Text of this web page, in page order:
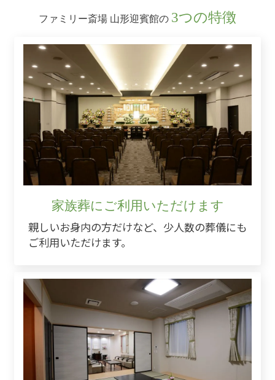
ファミリー斎場 山形迎賓館の 3つの特徴
家族葬にご利用いただけます
親しいお身内の方だけなど、少人数の葬儀にも
ご利用いただけます。